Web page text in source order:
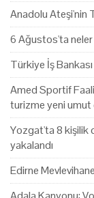
Anadolu Ateşi'nin
6 Ağustos'ta
Türkiye İş
Amed Sportif
turizme yeni umut
Yozgat'ta 8 kişilik
yakalandı
Edirne